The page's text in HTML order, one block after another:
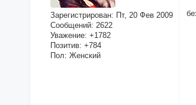
Зарегистрирован: Пт, 20 Фев 2009
Сообщений: 2622
Уважение: +1782
Позитив: +784
Пол: Женский